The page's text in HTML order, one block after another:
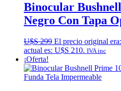
Binocular
Negro Con Tapa
U$S299 El precio original
actual es: U$S 210. IVA inc
¡Oferta!